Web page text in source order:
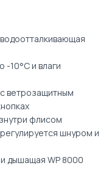
-10°C и влаги
ветрозащитным
флисом
шнуром и
дышащая WP 8000